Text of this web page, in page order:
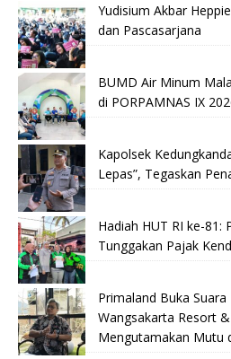
Yudisium Akbar
dan Pascasarjana
BUMD Air Minum
di PORPAMNAS IX
Kapolsek
Lepas”, Tegaskan
Hadiah HUT RI ke-81:
Tunggakan Pajak
Primaland Buka
Wangsakarta Resort
Mengutamakan Mutu